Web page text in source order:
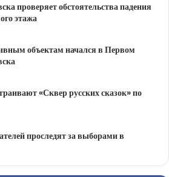
проверяет обстоятельства падения
этажа
объектам начался в Первом
«Сквер русских сказок» по
проследят за выборами в